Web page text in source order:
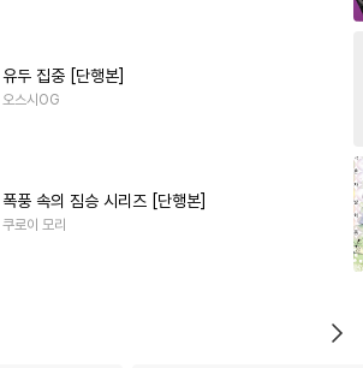
유두 집중 [단행본]
오스시OG
폭풍 속의 짐승 시리즈 [단행본]
쿠로이 모리